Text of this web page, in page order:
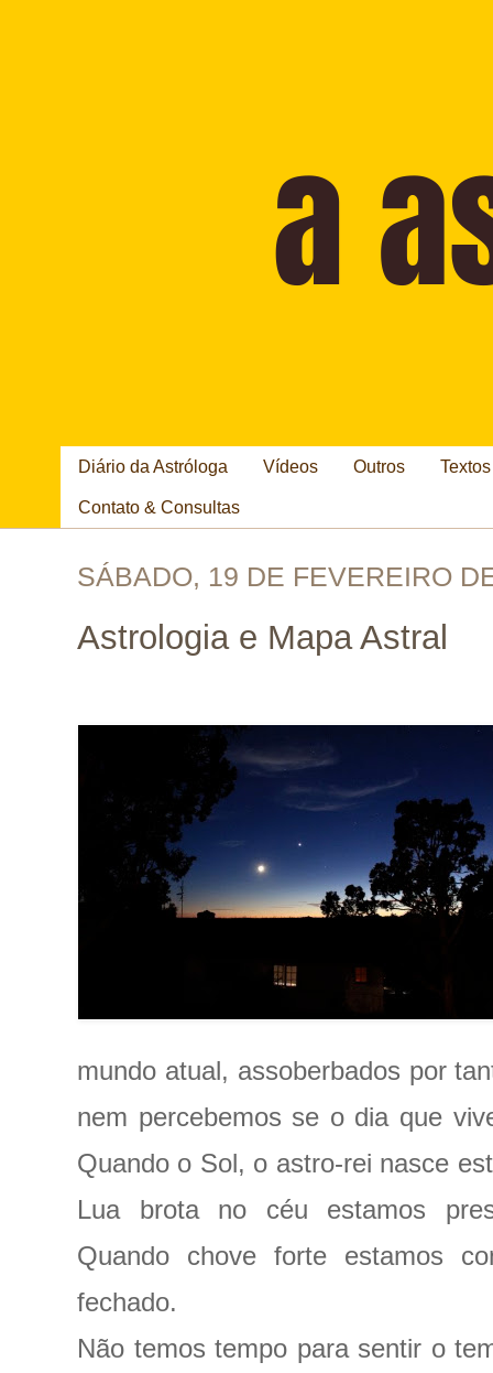
Diário da Astróloga Vídeos Outros
Contato & Consultas
SÁBADO, 19 DE FEVEREIRO
Astrologia e Mapa Astral
mundo atual, assoberbados por
nem percebemos se o dia que
Quando o Sol, o astro-rei nasce
Lua brota no céu estamos
Quando chove forte estamos
fechado.
Não temos tempo para sentir o